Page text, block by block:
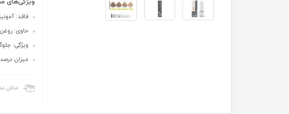
ویژگی‌های
فاقد:
حاوی:
ویژگی:
میزان درصد ترکیب با
امکان